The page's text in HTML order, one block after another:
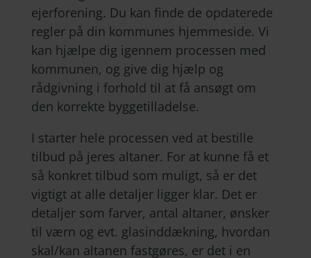
ejerforening. Du kan finde de opdaterede
regler på din kommunes hjemmeside. Vi
kan hjælpe dig igennem processen med
kommunen, og give dig hjælp og
rådgivning i forhold til at få ansøgt om
den korrekte byggetilladelse.
I starter hele processen ved at bestille
tilbud på jeres altaner. For at kunne få et
så konkret tilbud som muligt, så er det
vigtigt at alle detaljer ligger klar. Det er
detaljer som farver, antal altaner, ønsker
til værn og evt. glasinddækning, hvordan
skal/kan altanen fastgøres, er det i en